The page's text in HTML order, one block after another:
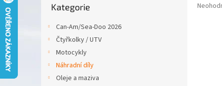
kategorie
Kategorie
Can-Am/Sea-Doo 2026
Čtyřkolky / UTV
Motocykly
Náhradní díly
Oleje a maziva